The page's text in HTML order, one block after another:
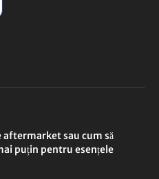
sau cum să
puțin pentru esențele